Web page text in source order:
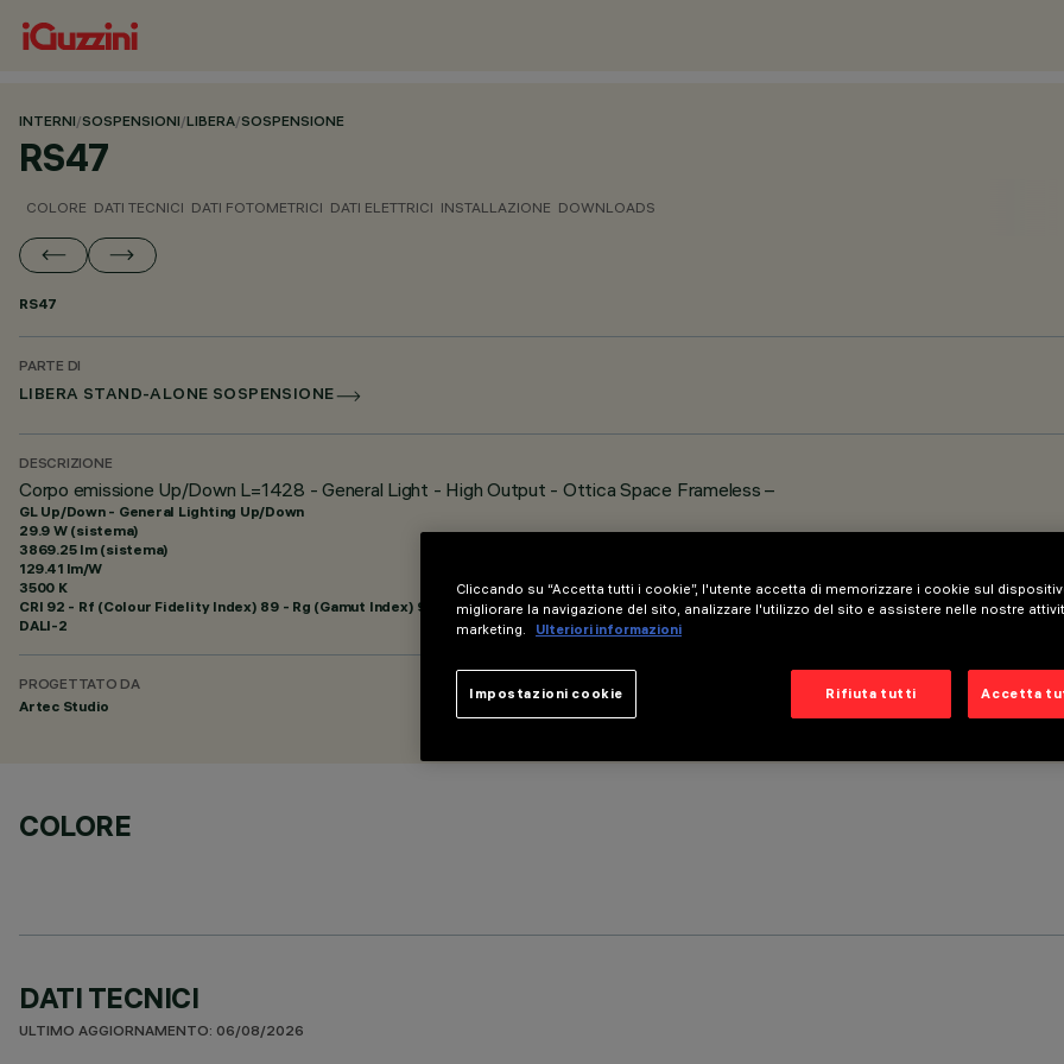
INTERNI/SOSPENSIONI/LIBERA/SOSPENSIONE
RS47
COLORE DATI TECNICI DATI FOTOMETRICI DATI ELETTRICI INSTALLAZIONE DOWNLOADS
RS47
PARTE DI
LIBERA STAND-ALONE SOSPENSIONE
DESCRIZIONE
Corpo emissione Up/Down L=1428 - General Light - High Output - Ottica Space Frameless –
GL Up/Down - General Lighting Up/Down
29.9 W (sistema)
3869.25 lm (sistema)
129.41 lm/W
3500 K
CRI 92 - Rf (Colour Fidelity Index) 89 - Rg (Gamut Index) 95
DALI-2
PROGETTATO DA
Artec Studio
COLORE
DATI TECNICI
ULTIMO AGGIORNAMENTO: 06/08/2026
Cliccando su “Accetta tutti i cookie”, l'utente accetta di memorizzare i cookie sul
migliorare la navigazione del sito, analizzare l'utilizzo del sito e assistere nelle nostre
marketing.
Ulteriori informazioni
Rifiuta tutti Accetta
Impostazioni cookie